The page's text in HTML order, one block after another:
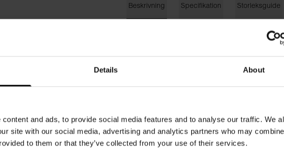
Details About
and ads, to provide social media features and to analyse our traffic. We
site with our social media, advertising and analytics partners who may
to them or that they’ve collected from your use of their services.
Beskrivning Specifikation Storleksguide
Bread & Boxers signatur-T-shirt, med oss från
smalare i siluetten och har precis lagom mycket
följsamhet man vill ha när man bär ett plagg
lättare t-shirt som sitter lite snävare. Dold söm i
Modellen på bilden är 185 cm lång och bär